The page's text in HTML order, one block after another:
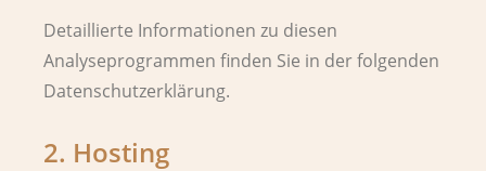
Detaillierte Informationen zu diesen
Analyseprogrammen finden Sie in der folgenden
Datenschutzerklärung.
2. Hosting